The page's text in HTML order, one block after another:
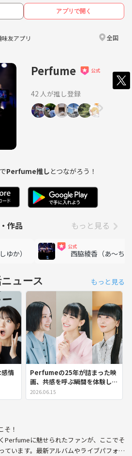
アプリで開く
味友アプリ 全国
Perfume
42 人が推し登録
Perfume推しとつながろう！
作品 もっと見る
ゆか） 西脇綾香（あ〜ち
ュース もっと見る
情
Perfumeの25年が詰まった映
画、共感を呼ぶ瞬間を体験した
い！
2026.06.15
そ！
Perfumeに魅せられたファンが、ここでそ
ています。最新アルバムやライブパフォー